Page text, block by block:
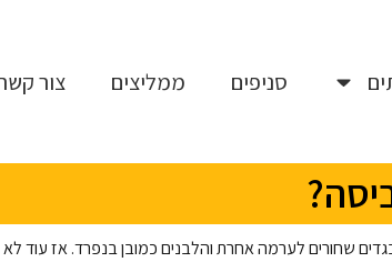
סניפים ממליצים צור
שחורים לערמה אחרת והלבנים כמובן בנפרד. אז עוד